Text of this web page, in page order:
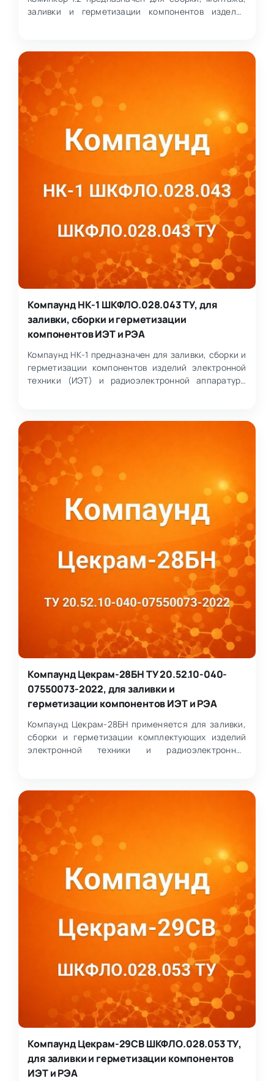
заливки и герметизации компонентов изделий
Компаунд НК-1 ШКФЛО.028.043 ТУ, для
заливки, сборки и герметизации
компонентов ИЭТ и РЭА
Компаунд НК-1 предназначен для заливки, сборки и
герметизации компонентов изделий электронной
техники (ИЭТ) и радиоэлектронной аппаратуры
Компаунд Цекрам-28БН ТУ 20.52.10-040-
07550073-2022, для заливки и
герметизации компонентов ИЭТ и РЭА
Компаунд Цекрам-28БН применяется для заливки,
сборки и герметизации комплектующих изделий
электронной техники и радиоэлектронной
Компаунд Цекрам-29СВ ШКФЛО.028.053 ТУ,
для заливки и герметизации компонентов
ИЭТ и РЭА